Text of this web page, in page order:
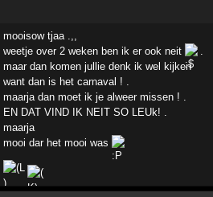
mooisow tjaa .,,
weetje over 2 weken ben ik er ook neit
.
maar dan komen jullie denk ik wel kijken
want dan is het carnaval ! .
maarja dan moet ik je alweer missen ! .
EN DAT VIND IK NEIT SO LEUk! .
maarja
mooi dar het mooi was